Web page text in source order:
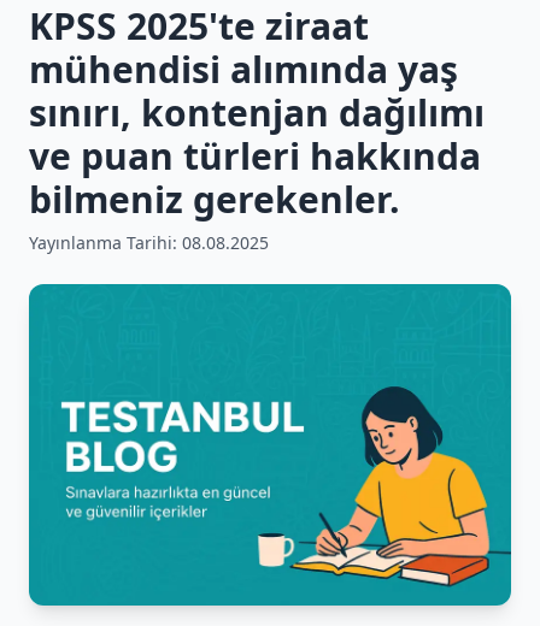
KPSS 2025'te ziraat
mühendisi alımında yaş
sınırı, kontenjan dağılımı
ve puan türleri hakkında
bilmeniz gerekenler.
Yayınlanma Tarihi: 08.08.2025